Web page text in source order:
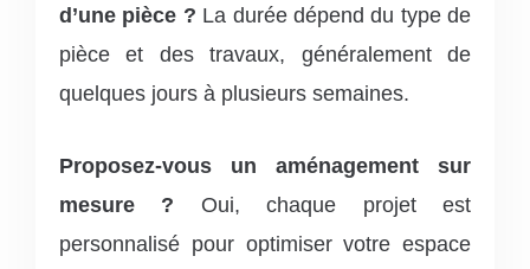
d’une pièce ? La durée dépend du type de
pièce et des travaux, généralement de
quelques jours à plusieurs semaines.
Proposez-vous un aménagement sur
mesure ? Oui, chaque projet est
personnalisé pour optimiser votre espace